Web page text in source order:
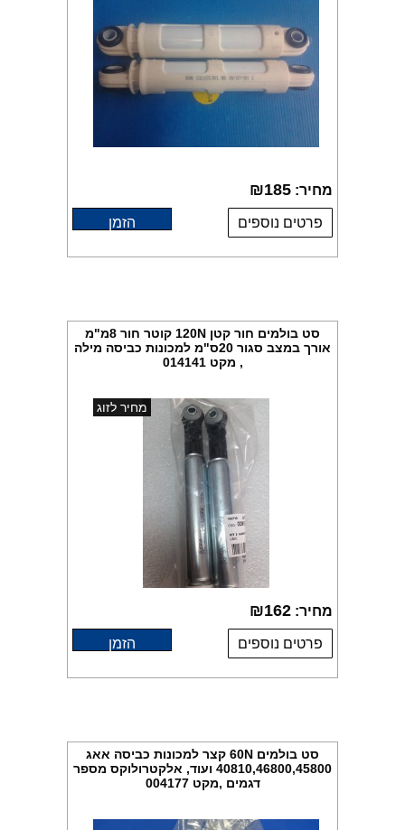
מחיר: ₪185
פרטים נוספים הזמן
סט בולמים חור קטן 120N קוטר חור 8מ"מ
אורך במצב סגור 20ס"מ למכונות כביסה מילה
, מקט 014141
מחיר לזוג
מחיר: ₪162
פרטים נוספים הזמן
סט בולמים 60N קצר למכונות כביסה אאג
40810,46800,45800 ועוד, אלקטרולוקס מספר
דגמים ,מקט 004177